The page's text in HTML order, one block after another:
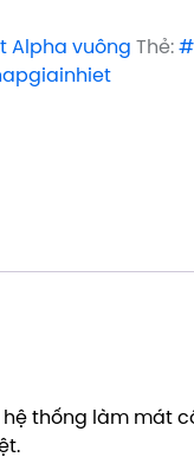
Alpha vuông Thẻ:
thống làm mát